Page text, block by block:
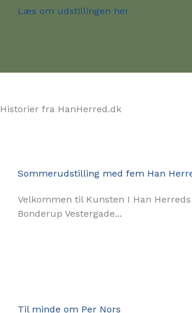
Læs om udstillingen her
Historier fra HanHerred.dk
Sommerudstilling med fem Han
Velkommen til Kunsten I Han
Bonderup Vestergade...
Til minde om Per Nors